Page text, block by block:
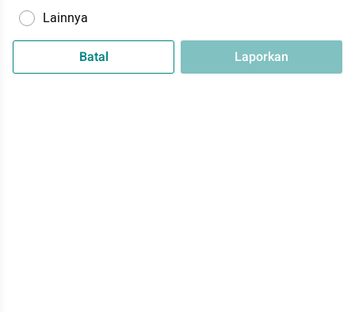
Lainnya
Batal Laporkan